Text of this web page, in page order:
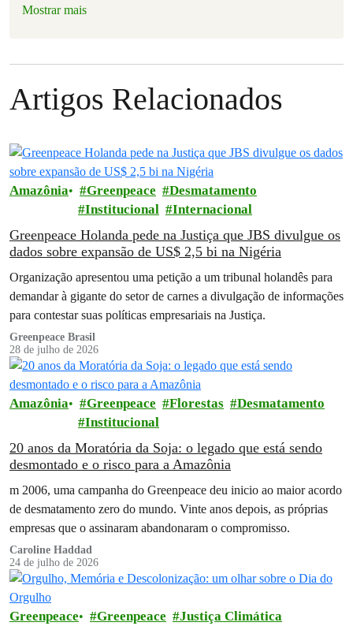
Mostrar mais
Artigos Relacionados
Amazônia Greenpeace
Desmatamento
Institucional
Internacional
Greenpeace Holanda pede na Justiça que JBS divulgue os
dados sobre expansão de US$ 2,5 bi na Nigéria
Organização apresentou uma petição a um tribunal holandês para
demandar à gigante do setor de carnes a divulgação de informações
para contestar suas políticas empresariais na Justiça.
Greenpeace Brasil
28 de julho de 2026
Amazônia Greenpeace Florestas
Desmatamento
Institucional
20 anos da Moratória da Soja: o legado que está sendo
desmontado e o risco para a Amazônia
m 2006, uma campanha do Greenpeace deu inicio ao maior acordo
de desmatamento zero do mundo. Vinte anos depois, as próprias
empresas que o assinaram abandonaram o compromisso.
Caroline Haddad
24 de julho de 2026
Greenpeace Greenpeace
Justiça Climática